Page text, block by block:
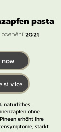
pasta
ocenění 2021
now
si více
natürliches
ohne
erhöht Ihre
stärkt